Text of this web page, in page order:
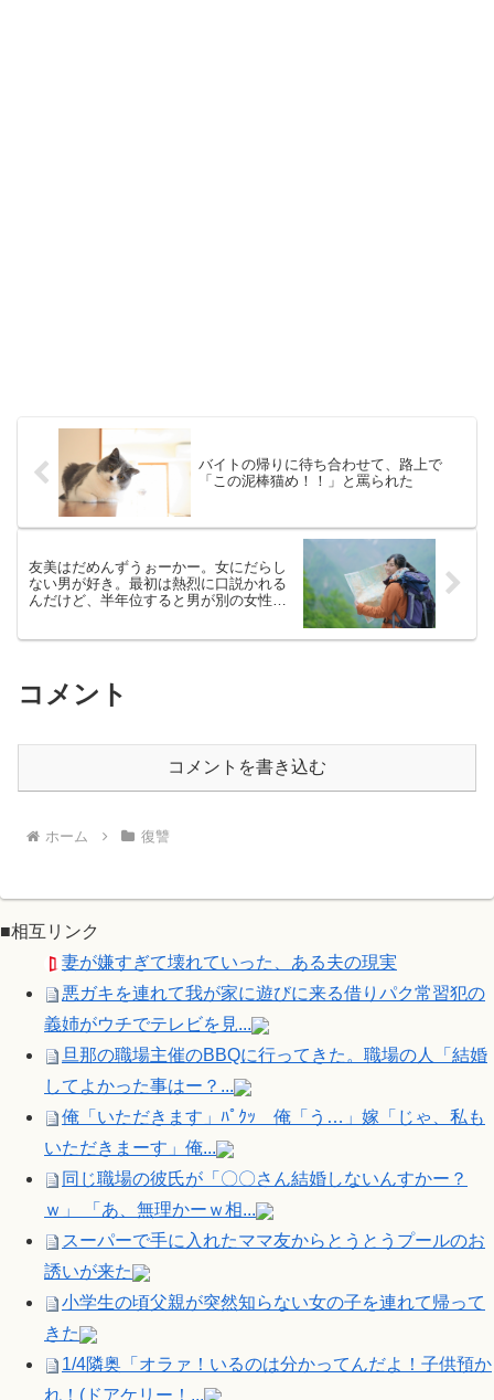
バイトの帰りに待ち合わせて、路上で
「この泥棒猫め！！」と罵られた
友美はだめんずうぉーかー。女にだらし
ない男が好き。最初は熱烈に口説かれる
んだけど、半年位すると男が別の女性を
コメント
コメントを書き込む
ホーム 復讐
■相互リンク
妻が嫌すぎて壊れていった、ある夫の現実
悪ガキを連れて我が家に遊びに来る借りパク常習犯の
義姉がウチでテレビを見...
旦那の職場主催のBBQに行ってきた。職場の人「結婚
してよかった事はー？...
俺「いただきます」ﾊﾟｸｯ 俺「う…」嫁「じゃ、私も
いただきまーす」俺...
同じ職場の彼氏が「〇〇さん結婚しないんすかー？
ｗ」 「あ、無理かーｗ相...
スーパーで手に入れたママ友からとうとうプールのお
誘いが来た
小学生の頃父親が突然知らない女の子を連れて帰って
きた
1/4隣奥「オラァ！いるのは分かってんだよ！子供預か
れ！(ドアケリー！...